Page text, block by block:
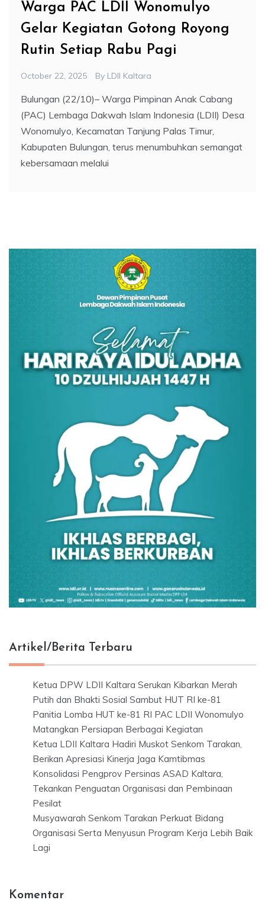
Warga PAC LDII Wonomulyo
Gelar Kegiatan Gotong Royong
Rutin Setiap Rabu Pagi
October 22, 2025 By LDII Kaltara
Bulungan (22/10)– Warga Pimpinan Anak Cabang
(PAC) Lembaga Dakwah Islam Indonesia (LDII) Desa
Wonomulyo, Kecamatan Tanjung Palas Timur,
Kabupaten Bulungan, terus menumbuhkan semangat
kebersamaan melalui
Artikel/Berita Terbaru
Ketua DPW LDII Kaltara Serukan Kibarkan Merah
Putih dan Bhakti Sosial Sambut HUT RI ke-81
Panitia Lomba HUT ke-81 RI PAC LDII Wonomulyo
Matangkan Persiapan Berbagai Kegiatan
Ketua LDII Kaltara Hadiri Muskot Senkom Tarakan,
Berikan Apresiasi Kinerja Jaga Kamtibmas
Konsolidasi Pengprov Persinas ASAD Kaltara,
Tekankan Penguatan Organisasi dan Pembinaan
Pesilat
Musyawarah Senkom Tarakan Perkuat Bidang
Organisasi Serta Menyusun Program Kerja Lebih Baik
Lagi
Komentar